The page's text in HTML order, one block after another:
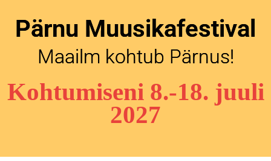
Pärnu Muusikafestival
Maailm kohtub Pärnus!
Kohtumiseni 8.-18. juuli
2027